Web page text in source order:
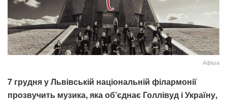
Афіша
7 грудня у Львівській національній філармонії
прозвучить музика, яка об’єднає Голлівуд і Україну,